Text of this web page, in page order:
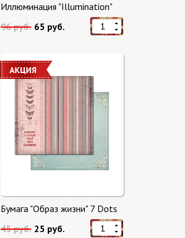
Иллюминация "Illumination"
96 руб. 65 руб.
Бумага "Образ жизни" 7 Dots
45 руб. 25 руб.